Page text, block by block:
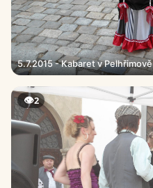
5.7.2015 - Kabaret v Pelhřimově
👁2